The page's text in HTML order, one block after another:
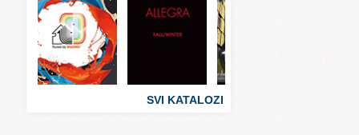
Svet ugostiteljstva
Svet zabave i umetnosti
Svet zanimljivosti
Svet zdravlja
SVI KATALOZI